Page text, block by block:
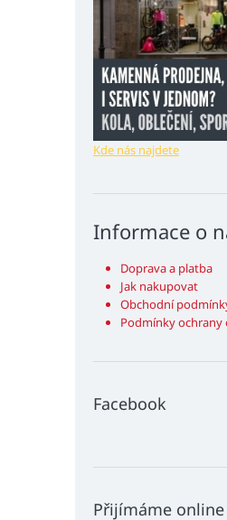
Kde nás najdete
Informace o
Doprava a platba
Jak nakupovat
Obchodní
Podmínky ochrany
Facebook
Přijímáme